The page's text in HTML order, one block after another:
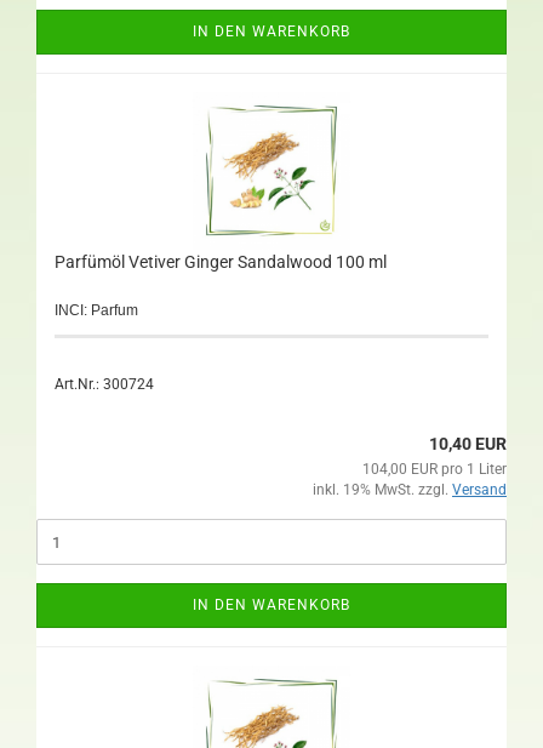
IN DEN WARENKORB
Parfümöl Vetiver Ginger Sandalwood 100 ml
INCI: Parfum
Art.Nr.: 300724
10,40 EUR
104,00 EUR pro 1 Liter
inkl. 19% MwSt. zzgl. Versand
IN DEN WARENKORB